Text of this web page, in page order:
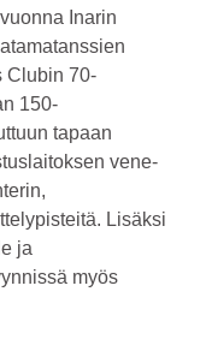
Inarin
Clubin 70-
150-
tapaan
vene-
Lisäksi
ja
myös